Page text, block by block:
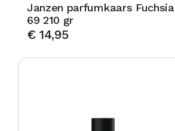
Janzen parfumkaars Fuchsia
69 210 gr
€14,95